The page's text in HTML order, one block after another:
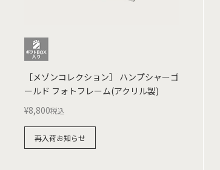
［メゾンコレクション］ ハンプシャーゴ
ールド フォトフレーム(アクリル製)
¥8,800税込
再入荷お知らせ